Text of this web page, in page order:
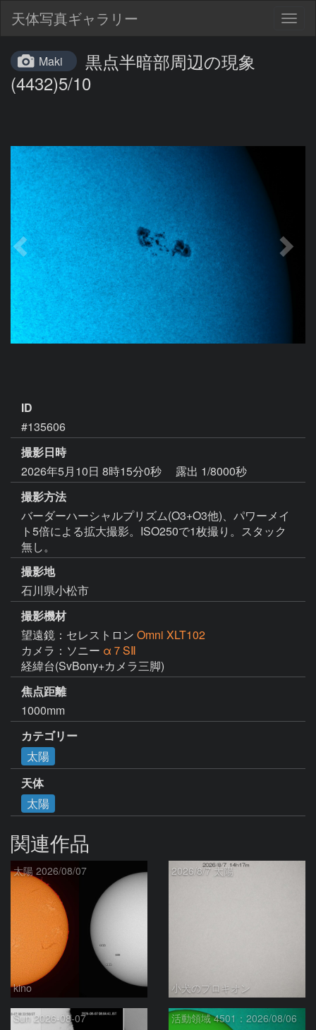
天体写真ギャラリー
Maki
黒点半暗部周辺の現象
(4432)5/10
ID
#135606
撮影日時
2026年5月10日 8時15分0秒
露出 1/8000秒
撮影方法
バーダーハーシャルプリズム(O3+O3他)、パワーメイ
ト5倍による拡大撮影。ISO250で1枚撮り。スタック
無し。
撮影地
石川県小松市
撮影機材
望遠鏡：セレストロン Omni XLT102
カメラ：ソニー α７SⅡ
経緯台(SvBony+カメラ三脚)
焦点距離
1000mm
カテゴリー
太陽
天体
太陽
関連作品
太陽 2026/08/07
kino
2026/8/7 太陽
小犬のプロキオン
Sun 2026-08-07 活動領域 4501：2026/08/06